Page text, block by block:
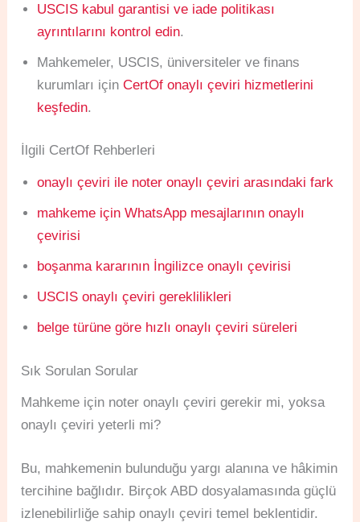
USCIS kabul garantisi ve iade politikası
ayrıntılarını kontrol edin.
Mahkemeler, USCIS, üniversiteler ve finans
kurumları içinCertOf onaylı çeviri hizmetlerini
keşfedin.
İlgili CertOf Rehberleri
onaylı çeviri ile noter onaylı çeviri arasındaki fark
mahkeme için WhatsApp mesajlarının onaylı
çevirisi
boşanma kararının İngilizce onaylı çevirisi
USCIS onaylı çeviri gereklilikleri
belge türüne göre hızlı onaylı çeviri süreleri
Sık Sorulan Sorular
Mahkeme için noter onaylı çeviri gerekir mi, yoksa
onaylı çeviri yeterli mi?
Bu, mahkemenin bulunduğu yargı alanına ve hâkimin
tercihine bağlıdır. Birçok ABD dosyalamasında güçlü
izlenebilirliğe sahip onaylı çeviri temel beklentidir.